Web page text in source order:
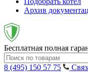
Архив
Бесплатная полная
8 (495) 150 57 75